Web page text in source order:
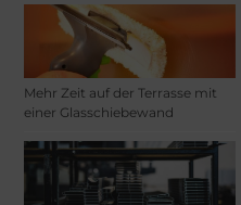
Mehr Zeit auf der Terrasse mit
einer Glasschiebewand